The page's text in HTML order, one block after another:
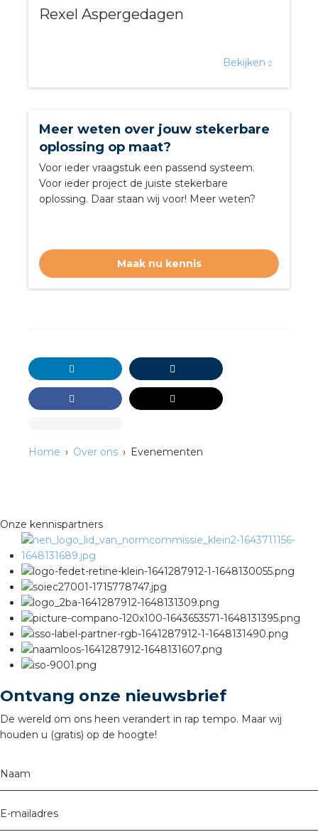
Rexel Aspergedagen
Bekijken
Meer weten over jouw stekerbare
oplossing op maat?
Voor ieder vraagstuk een passend systeem.
Voor ieder project de juiste stekerbare
oplossing. Daar staan wij voor! Meer weten?
Maak nu kennis
Home Over ons Evenementen
Onze kennispartners
Ontvang onze nieuwsbrief
De wereld om ons heen verandert in rap tempo. Maar wij
houden u (gratis) op de hoogte!
Naam
E-mailadres
installeren in beton
installeren in de tuinbouw
stekerbare vlakkabel
RST®
Academy
waarde